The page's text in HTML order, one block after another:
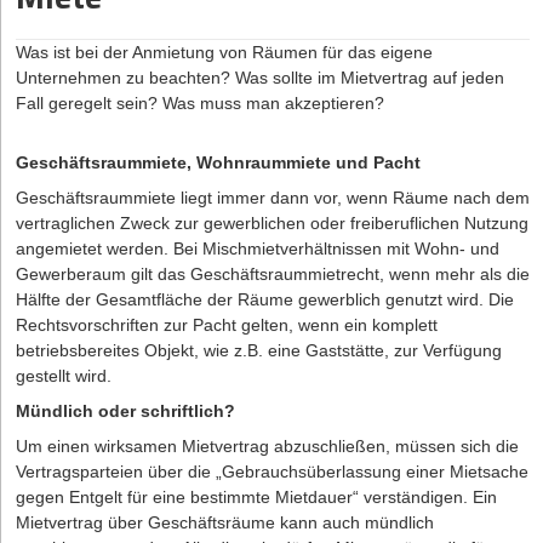
Zusammenschlüsse von Freiberuflern wie Ärzten, Anwälten,
Anbietern. Ist Zweck der Gesellschaft der Betrieb eines
Handelsgewerbes unter einer gemeinsamen Firma, so liegt eine
offene Handelsgesellschaft (oHG)in Sinne der §§ 105 ff.
einzutragen ist. Auf die oHG findet, soweit im Handelsgesetzbuch
der Gesellschaft des bürgerlichen Rechts Anwendung.
Was ist bei der Anmietung von Räumen für das eigene
Unternehmen zu beachten? Was sollte im Mietvertrag auf jeden
Fall geregelt sein? Was muss man akzeptieren?
Geschäftsraummiete, Wohnraummiete und Pacht
Geschäftsraummiete liegt immer dann vor, wenn Räume nach dem
vertraglichen Zweck zur gewerblichen oder freiberuflichen Nutzung
angemietet werden. Bei Mischmietverhältnissen mit Wohn- und
Gewerberaum gilt das Geschäftsraummietrecht, wenn mehr als die
Hälfte der Gesamtfläche der Räume gewerblich genutzt wird. Die
Rechtsvorschriften zur Pacht gelten, wenn ein komplett
betriebsbereites Objekt, wie z.B. eine Gaststätte, zur Verfügung
gestellt wird.
Mündlich oder schriftlich?
Um einen wirksamen Mietvertrag abzuschließen, müssen sich die
Vertragsparteien über die „Gebrauchsüberlassung einer Mietsache
gegen Entgelt für eine bestimmte Mietdauer“ verständigen. Ein
Mietvertrag über Geschäftsräume kann auch mündlich